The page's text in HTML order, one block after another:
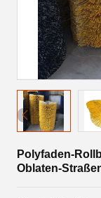
Polyfaden-
Oblaten-